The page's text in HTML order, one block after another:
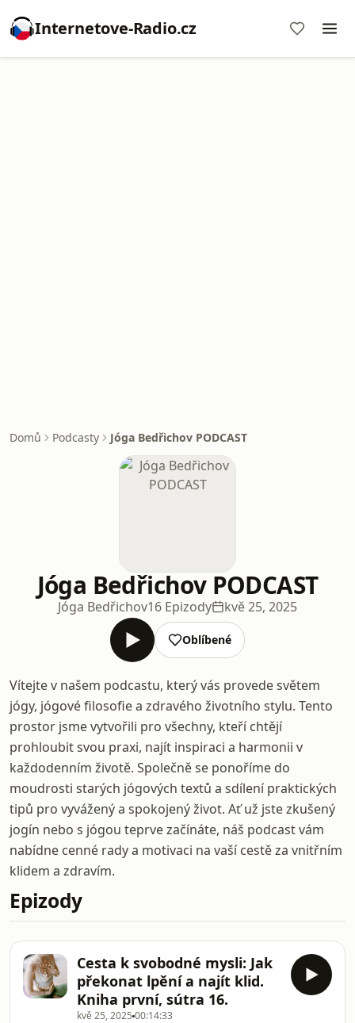
Internetove-Radio.cz
Domů Podcasty Jóga Bedřichov PODCAST
Jóga Bedřichov PODCAST
Jóga Bedřichov16 Epizody kvě 25, 2025
Oblíbené
Vítejte v našem podcastu, který vás provede světem
jógy, jógové filosofie a zdravého životního stylu. Tento
prostor jsme vytvořili pro všechny, kteří chtějí
prohloubit svou praxi, najít inspiraci a harmonii v
každodenním životě. Společně se ponoříme do
moudrosti starých jógových textů a sdílení praktických
tipů pro vyvážený a spokojený život. Ať už jste zkušený
jogín nebo s jógou teprve začínáte, náš podcast vám
nabídne cenné rady a motivaci na vaší cestě za vnitřním
klidem a zdravím.
Epizody
Cesta k svobodné mysli: Jak
překonat lpění a najít klid.
Kniha první, sútra 16.
kvě 25, 2025 00:14:33